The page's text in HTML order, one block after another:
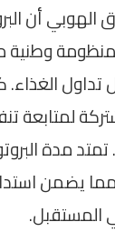
الهوبي أن
وطنية
تداول الغذاء.
لمتابعة
تمتد مدة
مما يضمن
المستقبل.